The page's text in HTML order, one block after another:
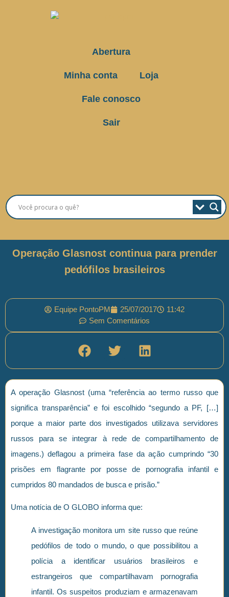
Abertura
Minha conta Loja
Fale conosco
Sair
Operação Glasnost continua para prender
pedófilos brasileiros
Equipe PontoPM 25/07/2017
11:42
Sem Comentários
A operação Glasnost (uma “referência ao termo russo que
significa transparência” e foi escolhido “segundo a PF, […]
porque a maior parte dos investigados utilizava servidores
russos para se integrar à rede de compartilhamento de
imagens.) deflagou a primeira fase da ação cumprindo “30
prisões em flagrante por posse de pornografia infantil e
cumpridos 80 mandados de busca e prisão.”
Uma notícia de O GLOBO informa que:
A investigação monitora um site russo que reúne
pedófilos de todo o mundo, o que possibilitou a
polícia a identificar usuários brasileiros e
estrangeiros que compartilhavam pornografia
infantil. Os suspeitos produziam e armazenavam